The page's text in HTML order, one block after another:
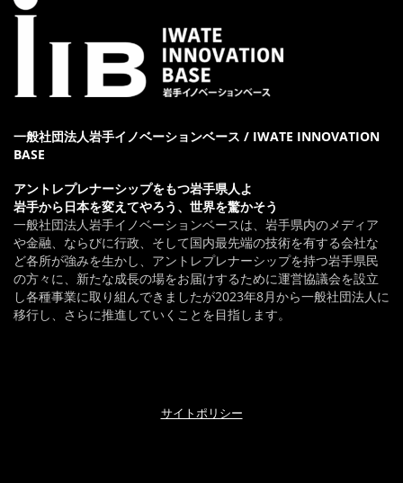
一般社団法人岩手イノベーションベース / IWATE INNOVATION
BASE
アントレプレナーシップをもつ岩手県人よ
岩手から日本を変えてやろう、世界を驚かそう
一般社団法人岩手イノベーションベースは、岩手県内のメディア
や金融、ならびに行政、そして国内最先端の技術を有する会社な
ど各所が強みを生かし、アントレプレナーシップを持つ岩手県民
の方々に、新たな成長の場をお届けするために運営協議会を設立
し各種事業に取り組んできましたが2023年8月から一般社団法人に
移行し、さらに推進していくことを目指します。
サイトポリシー